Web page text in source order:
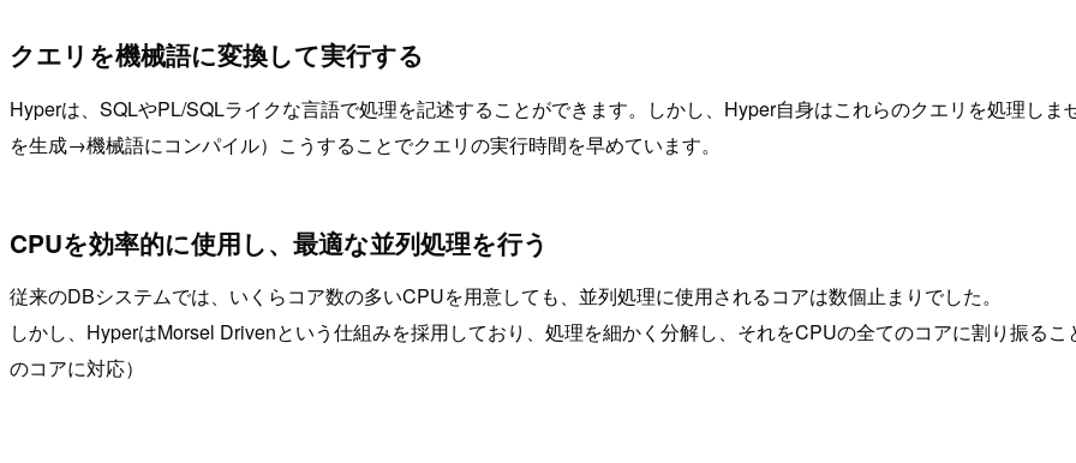
クエリを機械語に変換して実行する
Hyperは、SQLやPL/SQLライクな言語で処理を記述することができます。しかし、Hyper自身はこれらのクエリを処理し
を生成→機械語にコンパイル）こうすることでクエリの実行時間を早めています。
CPUを効率的に使用し、最適な並列処理を行う
従来のDBシステムでは、いくらコア数の多いCPUを用意しても、並列処理に使用されるコアは数個止まりでした。
しかし、HyperはMorsel Drivenという仕組みを採用しており、処理を細かく分解し、それをCPUの全てのコアに割り振る
のコアに対応）